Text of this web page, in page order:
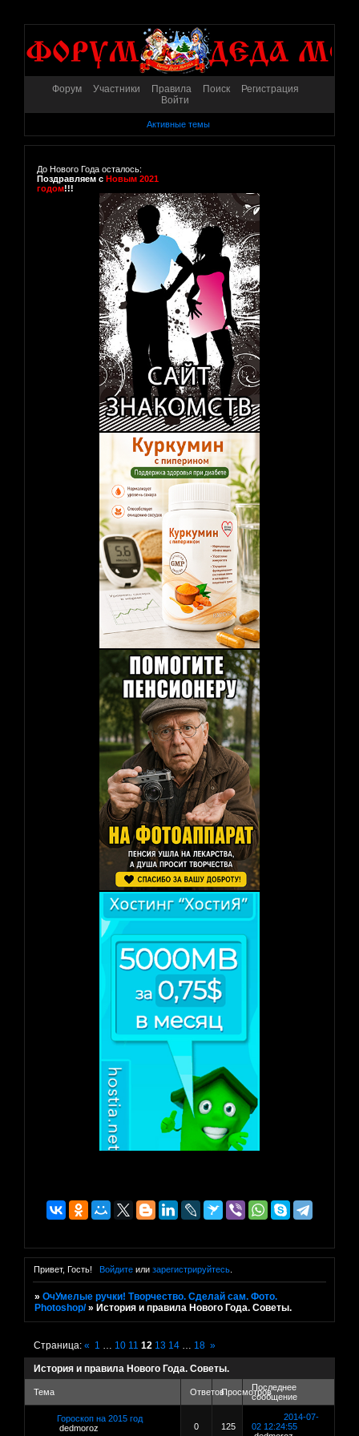
Форум Участники Правила Поиск
Регистрация
Войти
Активные темы
До Нового Года осталось:
Поздравляем с Новым 2021
годом!!!
Привет, Гость! Войдитеили зарегистрируйтесь.
»ОчУмелые ручки! Творчество. Сделай сам. Фото.
Photoshop/ » История и правила Нового Года. Советы.
История и правила Нового Года. Советы.
Страница:« 1 10 11 12 13 14 18 »
Тема ОтветовПросмотровПоследнее
сообщение
Гороскоп на 2015 год
dedmoroz
0 125
2014-07-
02 12:24:55